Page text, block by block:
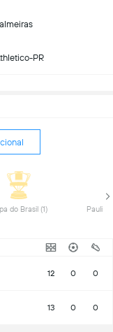
PR
12 0 0
13 0 0